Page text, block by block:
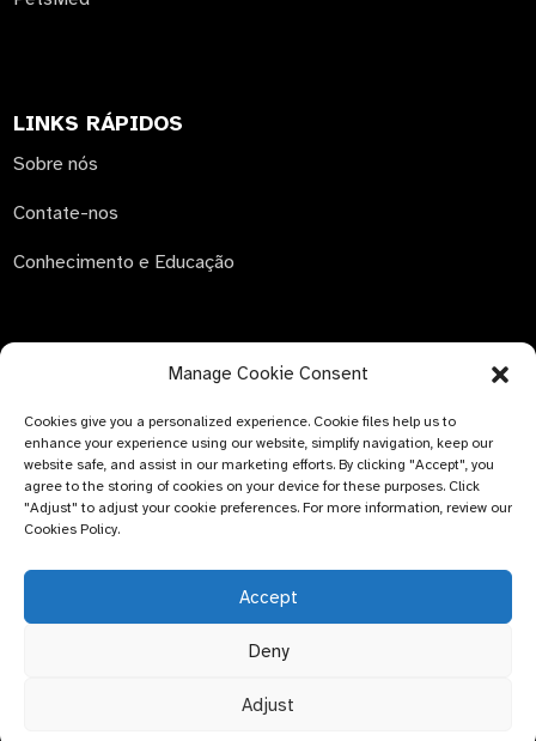
LINKS RÁPIDOS
Sobre nós
Contate-nos
Conhecimento e Educação
ENVIAR CONSULTA
Não há nada melhor do que ver o resultado final. Saiba mais
sobre a Newfun e obtenha o álbum de amostras mais
recente do produto. E basta pedir mais informações.
Tópico principal
Manage Cookie Consent
Cookies give you a personalized experience. Cookie files help us to
enhance your experience using our website, simplify navigation, keep our
website safe, and assist in our marketing efforts. By clicking "Accept", you
agree to the storing of cookies on your device for these purposes. Click
"Adjust" to adjust your cookie preferences. For more information, review our
Cookies Policy.
Accept
Deny
Adjust